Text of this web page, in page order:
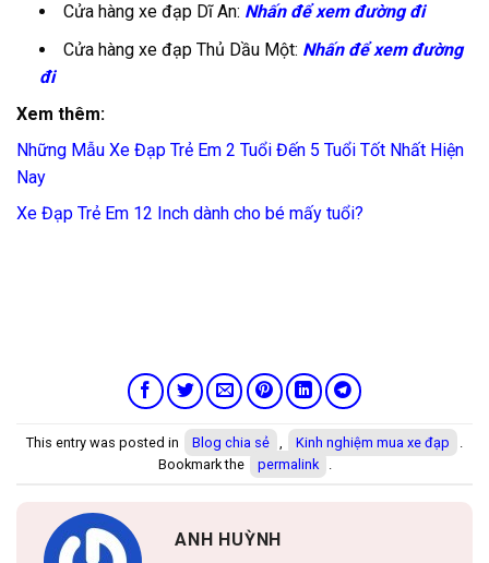
Cửa hàng xe đạp Dĩ An: Nhấn để xem đường đi
Cửa hàng xe đạp Thủ Dầu Một: Nhấn để xem đường
đi
Xem thêm:
Những Mẫu Xe Đạp Trẻ Em 2 Tuổi Đến 5 Tuổi Tốt Nhất Hiện
Nay
Xe Đạp Trẻ Em 12 Inch dành cho bé mấy tuổi?
This entry was posted in Blog chia sẻ Kinh nghiệm mua xe đạp
Bookmark the
permalink
ANH HUỲNH